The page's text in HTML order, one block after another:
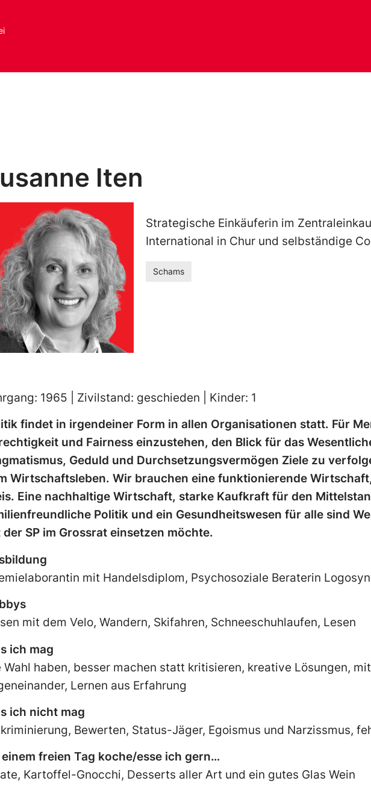
Iten
Strategische Einkäuferin im
International in Chur und selbständige
Schams
1965 | Zivilstand: geschieden | Kinder: 1
findet in irgendeiner Form in allen Organisationen statt. Für
und Fairness einzustehen, den Blick für das
Geduld und Durchsetzungsvermögen Ziele zu
Wirtschaftsleben. Wir brauchen eine funktionierende
Eine nachhaltige Wirtschaft, starke Kaufkraft für den
Politik und ein Gesundheitswesen für alle sind
der SP im Grossrat einsetzen möchte.
mit Handelsdiplom, Psychosoziale Beraterin
mit dem Velo, Wandern, Skifahren, Schneeschuhlaufen, Lesen
ich mag
Wahl haben, besser machen statt kritisieren, kreative Lösungen,
Lernen aus Erfahrung
ich nicht mag
Bewerten, Status-Jäger, Egoismus und Narzissmus,
freien Tag koche/esse ich gern…
Kartoffel-Gnocchi, Desserts aller Art und ein gutes Glas Wein